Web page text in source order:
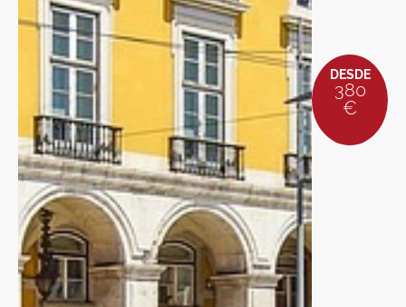
DESDE
380
€